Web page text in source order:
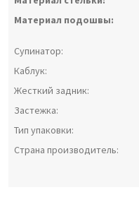
Материал подошвы:
Супинатор:
Каблук:
Жесткий задник:
Застежка:
Тип упаковки:
Страна производитель: